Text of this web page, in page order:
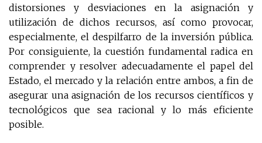
distorsiones y desviaciones en la asignación y
utilización de dichos recursos, así como provocar,
especialmente, el despilfarro de la inversión pública.
Por consiguiente, la cuestión fundamental radica en
comprender y resolver adecuadamente el papel del
Estado, el mercado y la relación entre ambos, a fin de
asegurar una asignación de los recursos científicos y
tecnológicos que sea racional y lo más eficiente
posible.